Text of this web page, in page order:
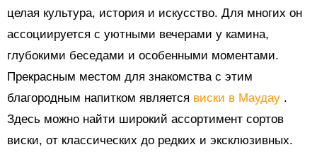
целая культура, история и искусство. Для многих он
ассоциируется с уютными вечерами у камина,
глубокими беседами и особенными моментами.
Прекрасным местом для знакомства с этим
благородным напитком является виски в Маудау .
Здесь можно найти широкий ассортимент сортов
виски, от классических до редких и эксклюзивных.